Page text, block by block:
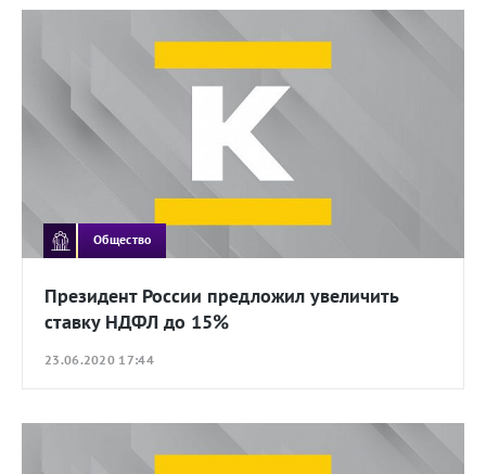
Общество
Президент России предложил увеличить
ставку НДФЛ до 15%
23.06.2020 17:44